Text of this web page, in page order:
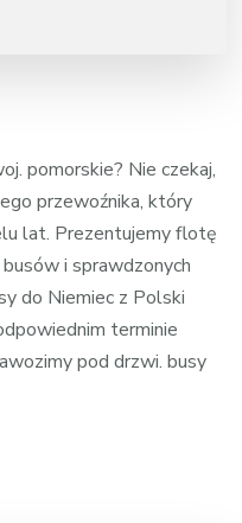
pomorskie? Nie czekaj,
przewoźnika, który
lat. Prezentujemy flotę
i sprawdzonych
do Niemiec z Polski
terminie
pod drzwi. busy